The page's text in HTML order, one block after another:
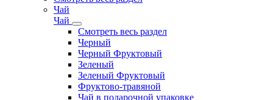
Чай
Чай
Смотреть весь раздел
Черный
Черный Фруктовый
Зеленый
Зеленый Фруктовый
Фруктово-травяной
Чай в подарочной упаковке